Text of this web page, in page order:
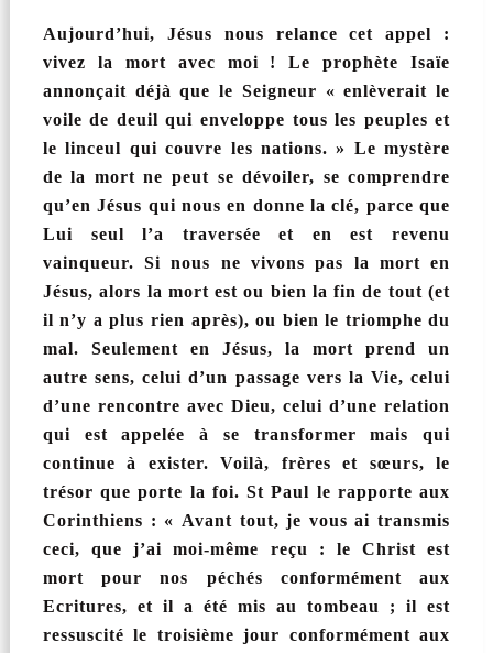
Aujourd’hui, Jésus nous relance cet appel :
vivez la mort avec moi ! Le prophète Isaïe
annonçait déjà que le Seigneur « enlèverait le
voile de deuil qui enveloppe tous les peuples et
le linceul qui couvre les nations. » Le mystère
de la mort ne peut se dévoiler, se comprendre
qu’en Jésus qui nous en donne la clé, parce que
Lui seul l’a traversée et en est revenu
vainqueur. Si nous ne vivons pas la mort en
Jésus, alors la mort est ou bien la fin de tout (et
il n’y a plus rien après), ou bien le triomphe du
mal. Seulement en Jésus, la mort prend un
autre sens, celui d’un passage vers la Vie, celui
d’une rencontre avec Dieu, celui d’une relation
qui est appelée à se transformer mais qui
continue à exister. Voilà, frères et sœurs, le
trésor que porte la foi. St Paul le rapporte aux
Corinthiens : « Avant tout, je vous ai transmis
ceci, que j’ai moi-même reçu : le Christ est
mort pour nos péchés conformément aux
Ecritures, et il a été mis au tombeau ; il est
ressuscité le troisième jour conformément aux